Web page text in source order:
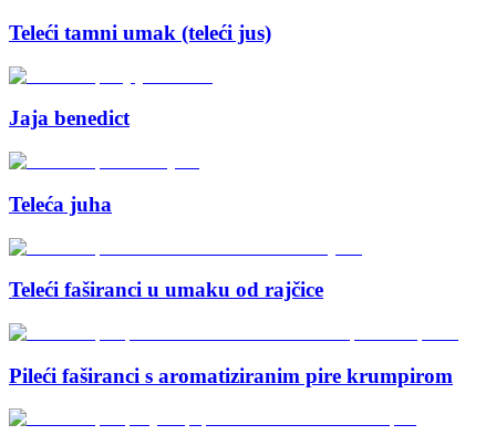
Teleći tamni umak (teleći jus)
Jaja benedict
Teleća juha
Teleći faširanci u umaku od rajčice
Pileći faširanci s aromatiziranim pire krumpirom